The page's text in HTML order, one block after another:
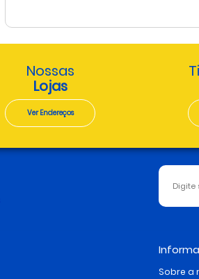
Nossas
Lojas
Ver Endereços
Sobre a